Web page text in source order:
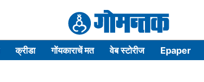
क्रीडा गोंयकाराचें मत वेब स्टोरीज Epaper